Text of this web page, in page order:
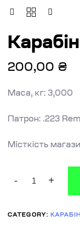
200,00 ₴
Маса, кг: 3,000
Патрон: .223 Rem
Місткість
КАРАБІН
QUANTITY
CATEGORY: